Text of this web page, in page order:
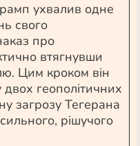
ухвалив одне
свого
про
втягнувши
Цим кроком він
геополітичних
загрозу Тегерана
рішучого